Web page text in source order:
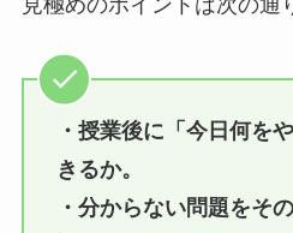
・授業後に「今日何を
きるか。
・分からない問題をそ